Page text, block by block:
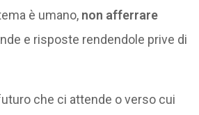
è umano, non afferrare
e risposte rendendole prive di
che ci attende o verso cui